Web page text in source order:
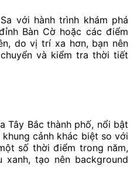
với hành trình khám phá
Bàn Cờ hoặc các điểm
do vị trí xa hơn, bạn nên
và kiểm tra thời tiết
Tây Bắc thành phố, nổi bật
cảnh khác biệt so với
số thời điểm trong năm,
tạo nên background